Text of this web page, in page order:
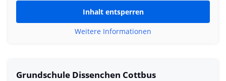
Inhalt entsperren
Weitere Informationen
Grundschule Dissenchen Cottbus